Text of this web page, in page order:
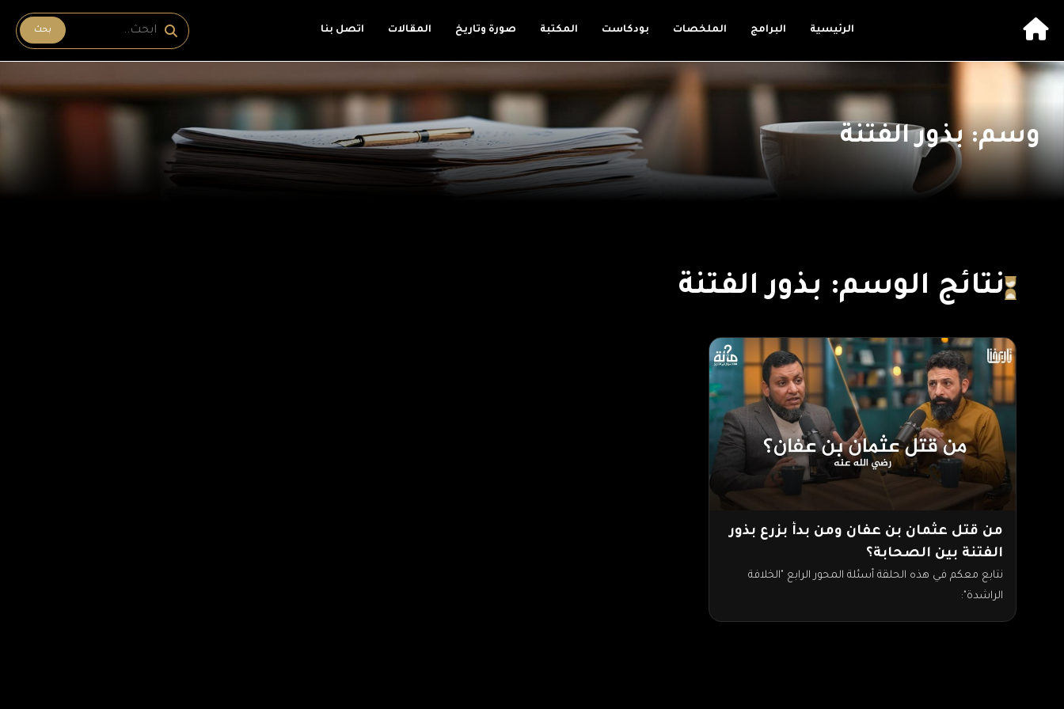
الرئيسية البرامج الملخصات بودكاست المكتبة صورة وتاريخ المقالات اتصل بنا بحث
وسم: بذور الفتنة
نتائج الوسم: بذور الفتنة
من قتل عثمان بن عفان ومن بدأ بزرع بذور
الفتنة بين الصحابة؟
نتابع معكم في هذه الحلقة أسئلة المحور الرابع "الخلافة
الراشدة":